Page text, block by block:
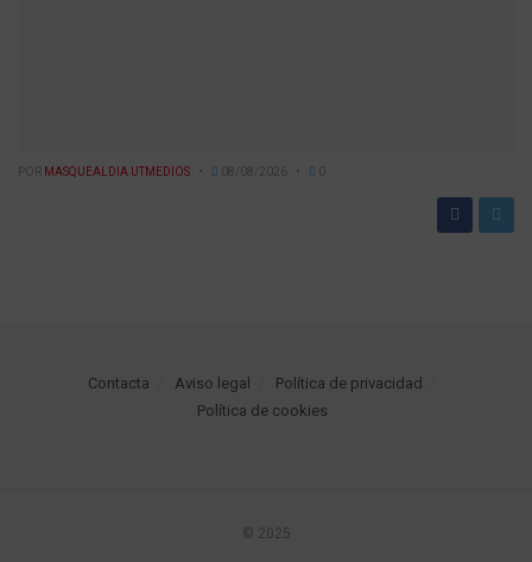
POR MASQUEALDIA UTMEDIOS 08/08/2026 0
Contacta Aviso legal
Política de privacidad
Política de cookies
© 2025